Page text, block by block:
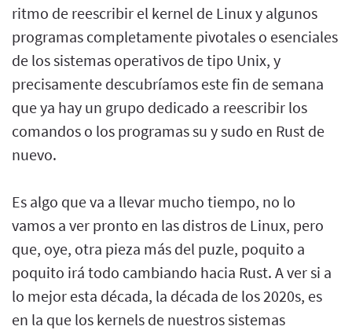
ritmo de reescribir el kernel de Linux y algunos
programas completamente pivotales o esenciales
de los sistemas operativos de tipo Unix, y
precisamente descubríamos este fin de semana
que ya hay un grupo dedicado a reescribir los
comandos o los programas su y sudo en Rust de
nuevo.
Es algo que va a llevar mucho tiempo, no lo
vamos a ver pronto en las distros de Linux, pero
que, oye, otra pieza más del puzle, poquito a
poquito irá todo cambiando hacia Rust. A ver si a
lo mejor esta década, la década de los 2020s, es
en la que los kernels de nuestros sistemas